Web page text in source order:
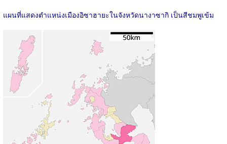
แผนที่แสดงตำแหน่งเมืองอิซาฮายะในจังหวัดนางาซากิ เป็นสีชมพูเข้ม